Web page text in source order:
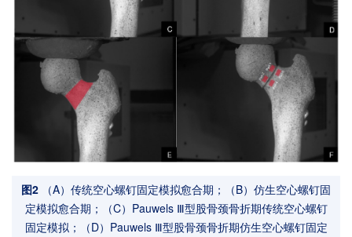
图2
（A）传统空心螺钉固定模拟愈合期；（B）仿生空心螺钉固
定模拟愈合期；（C）Pauwels Ⅲ型股骨颈骨折期传统空心螺钉
固定模拟；（D）Pauwels Ⅲ型股骨颈骨折期仿生空心螺钉固定